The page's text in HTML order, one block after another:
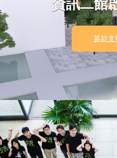
資訊二館
募款支